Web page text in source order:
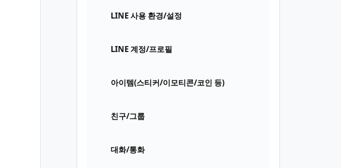
LINE 사용 환경/설정
LINE 계정/프로필
아이템(스티커/이모티콘/코인 등)
친구/그룹
대화/통화